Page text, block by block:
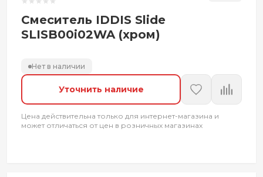
Смеситель IDDIS Slide
SLISB00i02WA (хром)
Нет в наличии
Уточнить наличие
Цена действительна только для интернет-магазина и
может отличаться от цен в розничных магазинах